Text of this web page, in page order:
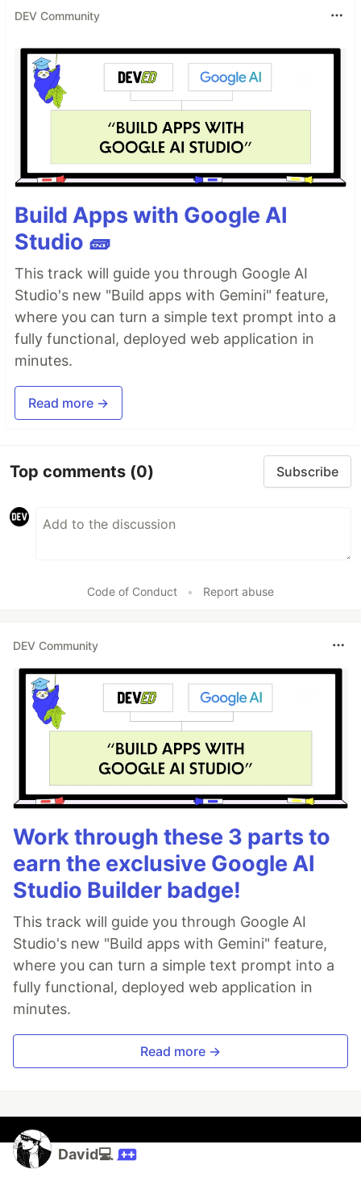
DEV Community
Build Apps with Google AI
Studio 🧱
This track will guide you through Google AI
Studio's new "Build apps with Gemini" feature,
where you can turn a simple text prompt into a
fully functional, deployed web application in
minutes.
Read more →
Top comments (0) Subscribe
Code of Conduct • Report abuse
DEV Community
Work through these 3 parts to
earn the exclusive Google AI
Studio Builder badge!
This track will guide you through Google AI
Studio's new "Build apps with Gemini" feature,
where you can turn a simple text prompt into a
fully functional, deployed web application in
minutes.
Read more →
David💻